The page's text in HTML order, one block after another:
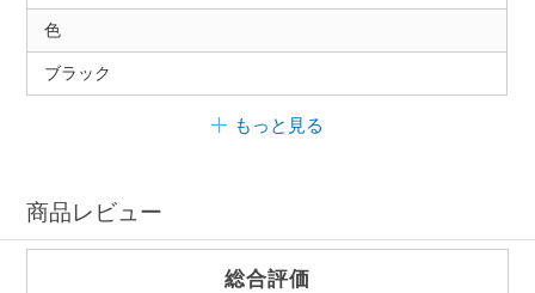
色
ブラック
もっと見る
商品レビュー
総合評価